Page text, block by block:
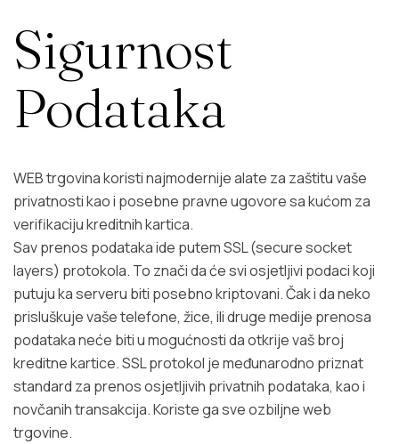
Sigurnost
Podataka
WEB trgovina koristi najmodernije alate za zaštitu vaše
privatnosti kao i posebne pravne ugovore sa kućom za
verifikaciju kreditnih kartica.
Sav prenos podataka ide putem SSL (secure socket
layers) protokola. To znači da će svi osjetljivi podaci koji
putuju ka serveru biti posebno kriptovani. Čak i da neko
prisluškuje vaše telefone, žice, ili druge medije prenosa
podataka neće biti u mogućnosti da otkrije vaš broj
kreditne kartice. SSL protokol je međunarodno priznat
standard za prenos osjetljivih privatnih podataka, kao i
novčanih transakcija. Koriste ga sve ozbiljne web
trgovine.